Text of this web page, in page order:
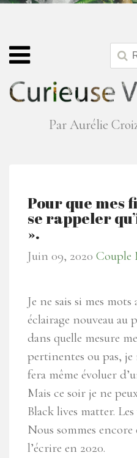
Par Aurélie
Pour que mes
se rappeler
».
Juin 09, 2020 Couple
Je ne sais si mes
éclairage nouveau au
dans quelle mesure
pertinentes ou pas, je
fera même évoluer
Mais ce soir je ne
Black lives matter.
Nous sommes
l’écrire en 2020.